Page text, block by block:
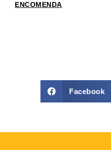
ENCOMENDA
Facebook